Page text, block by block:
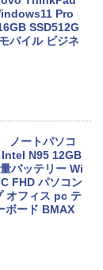
Pro
SSD512G
バイル ビジネ
ノートパソコ
Intel N95 12GB
バッテリー Wi
FHD パソコン
オフィス pc テ
ボード BMAX